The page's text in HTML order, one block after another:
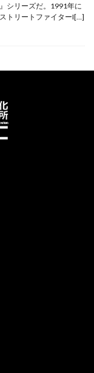
シリーズだ。1991年に
トリートファイターI[…]